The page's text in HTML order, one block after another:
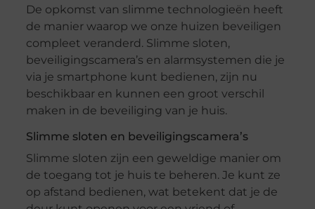
De opkomst van slimme technologieën heeft
de manier waarop we onze huizen beveiligen
compleet veranderd. Slimme sloten,
beveiligingscamera’s en alarmsystemen die je
via je smartphone kunt bedienen, zijn nu
beschikbaar en kunnen een groot verschil
maken in de beveiliging van je huis.
Slimme sloten en beveiligingscamera’s
Slimme sloten zijn een geweldige manier om
de toegang tot je huis te beheren. Je kunt ze
op afstand bedienen, wat betekent dat je de